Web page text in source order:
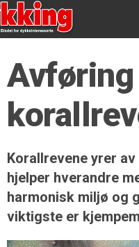
Korallrevene yrer
hjelper hverandre
harmonisk miljø og
viktigste er